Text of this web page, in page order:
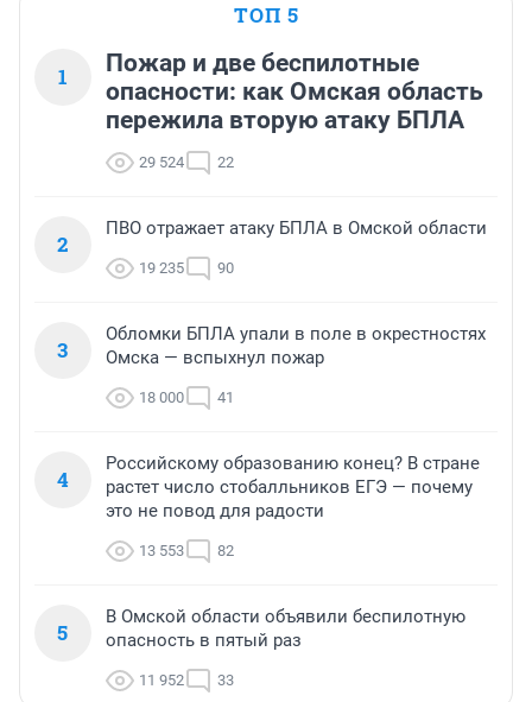
ТОП 5
1
Пожар и две беспилотные
опасности: как Омская область
пережила вторую атаку БПЛА
29 524 22
2
ПВО отражает атаку БПЛА в Омской области
19 235 90
3
Обломки БПЛА упали в поле в окрестностях
Омска — вспыхнул пожар
18 000 41
4
Российскому образованию конец? В стране
растет число стобалльников ЕГЭ — почему
это не повод для радости
13 553 82
5
В Омской области объявили беспилотную
опасность в пятый раз
11 952 33